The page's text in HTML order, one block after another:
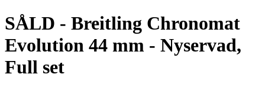
SÅLD - Breitling Chronomat
Evolution 44 mm - Nyservad,
Full set